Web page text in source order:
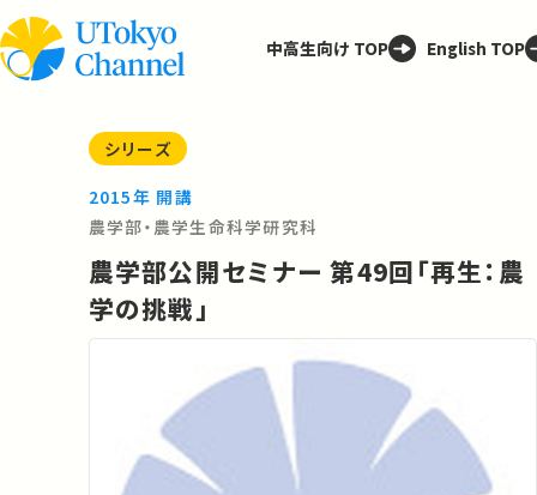
中高生向け TOP English TOP
シリーズ
2015年 開講
農学部・農学生命科学研究科
農学部公開セミナー 第49回「再生：農
学の挑戦」